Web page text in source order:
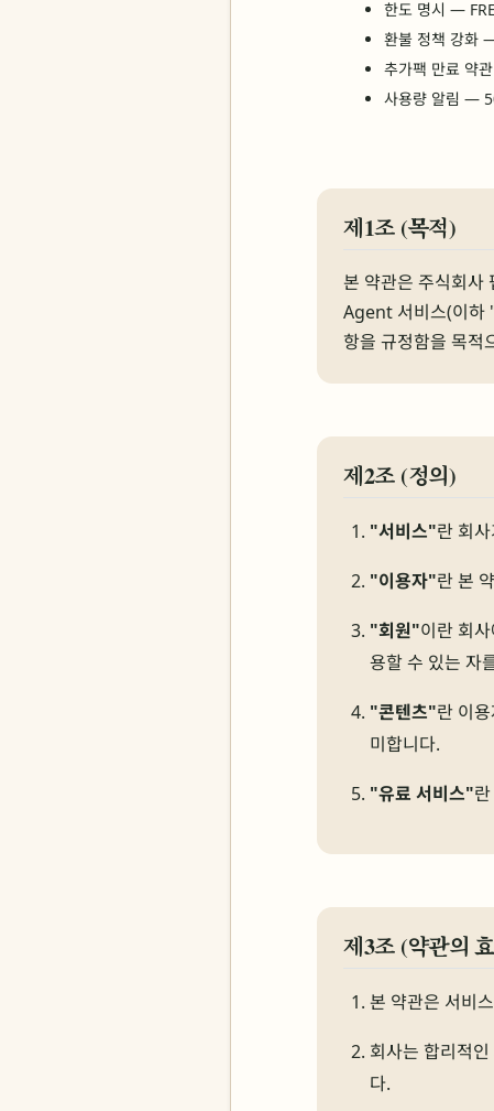
한도 명시 —
환불 정책 강화
추가팩 만료 약
사용량 알림 —
제1조 (목적)
본 약관은 주식회
Agent 서비스(이하
항을 규정함을 목적
제2조 (정의)
"서비스"란 회
"이용자"란 본
"회원"이란 회
용할 수 있는 자
"콘텐츠"란 이
미합니다.
"유료 서비스"
제3조 (약관의
본 약관은 서비
회사는 합리적
다.